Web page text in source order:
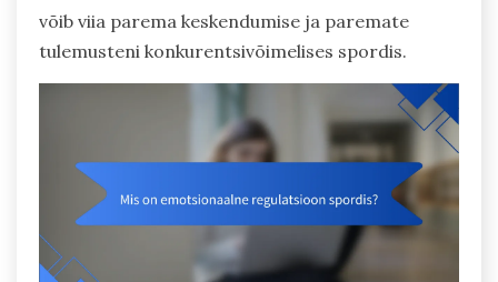
võib viia parema keskendumise ja paremate
tulemusteni konkurentsivõimelises spordis.